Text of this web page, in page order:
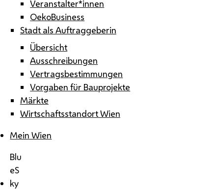
Veranstalter*innen
OekoBusiness
Stadt als Auftraggeberin
Übersicht
Ausschreibungen
Vertragsbestimmungen
Vorgaben für Bauprojekte
Märkte
Wirtschaftsstandort Wien
Mein Wien
Blu
eS
ky